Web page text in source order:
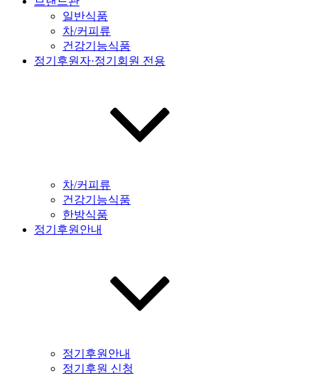
일반식품
차/커피류
건강기능식품
정기후원자·정기회원 전용
차/커피류
건강기능식품
한방식품
정기후원안내
정기후원안내
정기후원 신청